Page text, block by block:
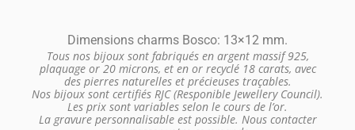
Dimensions charms Bosco: 13×12 mm.
Tous nos bijoux sont fabriqués en argent massif 925,
plaquage or 20 microns, et en or recyclé 18 carats, avec
des pierres naturelles et précieuses traçables.
Nos bijoux sont certifiés RJC (Responible Jewellery Council).
Les prix sont variables selon le cours de l’or.
La gravure personnalisable est possible. Nous contacter